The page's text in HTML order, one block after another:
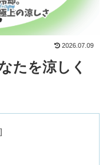
2026.07.09
たを涼しく